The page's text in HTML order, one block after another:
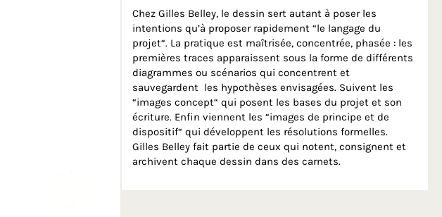
Chez Gilles Belley, le dessin sert autant à poser les
intentions qu’à proposer rapidement “le langage du
projet“. La pratique est maîtrisée, concentrée, phasée : les
premières traces apparaissent sous la forme de différents
diagrammes ou scénarios qui concentrent et
sauvegardent les hypothèses envisagées. Suivent les
“images concept“ qui posent les bases du projet et son
écriture. Enfin viennent les “images de principe et de
dispositif“ qui développent les résolutions formelles.
Gilles Belley fait partie de ceux qui notent, consignent et
archivent chaque dessin dans des carnets.